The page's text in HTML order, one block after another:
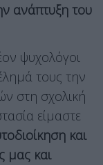
ανάπτυξη του
ψυχολόγοι
τους την
στη σχολική
είμαστε
και
μας και